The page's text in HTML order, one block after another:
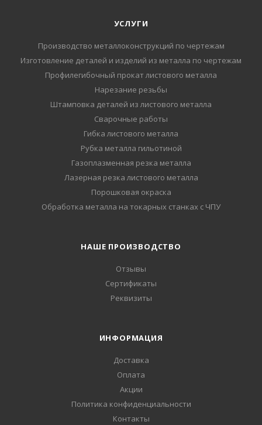
УСЛУГИ
Производство металлоконструкций по чертежам
Изготовление деталей и изделий из металла по чертежам
Профилегибочный прокат листового металла
Нарезание резьбы
Штамповка деталей из листового металла
Сварочные работы
Гибка листового металла
Рубка металла гильотиной
Газоплазменная резка металла
Лазерная резка листового металла
Порошковая окраска
Обработка металла на токарных станках с ЧПУ
НАШЕ ПРОИЗВОДСТВО
Отзывы
Сертификаты
Реквизиты
ИНФОРМАЦИЯ
Доставка
Оплата
Акции
Политика конфиденциальности
Контакты